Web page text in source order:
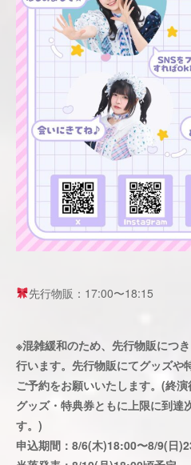
先行物販：17:00〜18:15
※混雑緩和のため、先行物販につ
行います。先行物販にてグッズや
ご予約をお願いいたします。(終演
グッズ・特典券ともに上限に到達
す。)
申込期間：8/6(木)18:00〜8/9(日